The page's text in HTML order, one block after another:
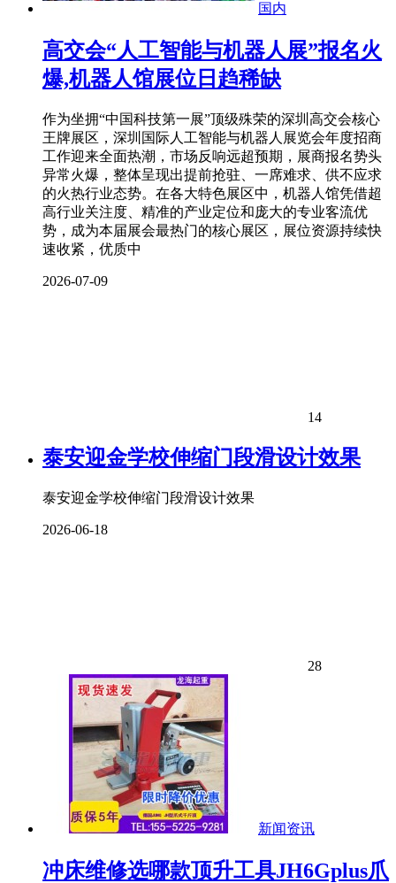
国内
高交会“人工智能与机器人展”报名火
爆,机器人馆展位日趋稀缺
作为坐拥“中国科技第一展”顶级殊荣的深圳高交会核心
王牌展区，深圳国际人工智能与机器人展览会年度招商
工作迎来全面热潮，市场反响远超预期，展商报名势头
异常火爆，整体呈现出提前抢驻、一席难求、供不应求
的火热行业态势。在各大特色展区中，机器人馆凭借超
高行业关注度、精准的产业定位和庞大的专业客流优
势，成为本届展会最热门的核心展区，展位资源持续快
速收紧，优质中
2026-07-09
14
泰安迎金学校伸缩门段滑设计效果
泰安迎金学校伸缩门段滑设计效果
2026-06-18
28
新闻资讯
冲床维修选哪款顶升工具JH6Gplus爪